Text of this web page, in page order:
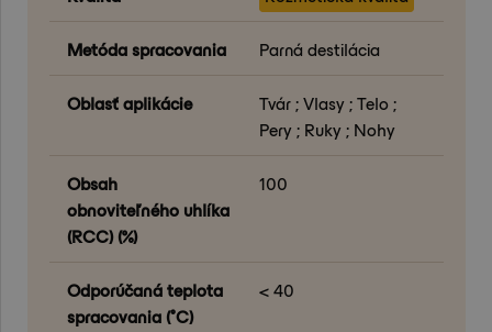
Metóda spracovania Parná destilácia
Oblasť aplikácie
Tvár ; Vlasy ; Telo ;
Pery ; Ruky ; Nohy
Obsah
obnoviteľného uhlíka
(RCC) (%)
100
Odporúčaná teplota
spracovania (°C)
< 40